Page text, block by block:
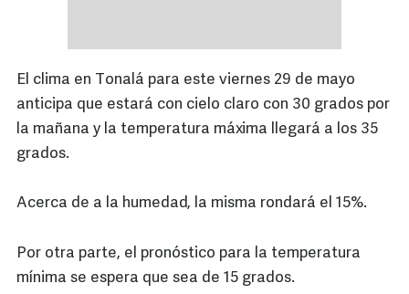
El clima en Tonalá para este viernes 29 de mayo
anticipa que estará con cielo claro con 30 grados por
la mañana y la temperatura máxima llegará a los 35
grados.
Acerca de a la humedad, la misma rondará el 15%.
Por otra parte, el pronóstico para la temperatura
mínima se espera que sea de 15 grados.